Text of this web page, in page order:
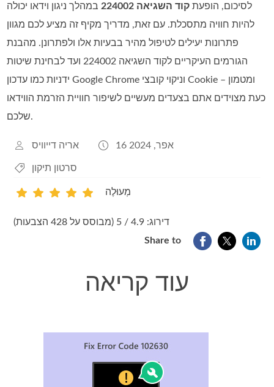
לסיכום, הופעת קוד השגיאה 224002
במהלך ניגון וידאו יכולה
להיות חוויה מתסכלת. עם זאת, מדריך מקיף זה מציע לכם מגוון
פתרונות יעילים לטיפול מהיר בבעיות אלו ולפתרונן. מהבנת
הגורמים העיקריים לקוד השגיאה 224002 ועד לבחינת שיטות
ידניות כמו עדכון Google Chrome וניקוי קובצי Cookie ומטמון –
כעת מצוידים אתם בצעדים מעשיים לשיפור חוויית הזרמת הווידאו
שלכם.
אריה דייוויס 16 אפר, 2024
סרטון תיקון
מְעוּלֶה
דירוג: 4.9 / 5 (מבוסס על 428 הצבעות)
Share to
עוד קריאה